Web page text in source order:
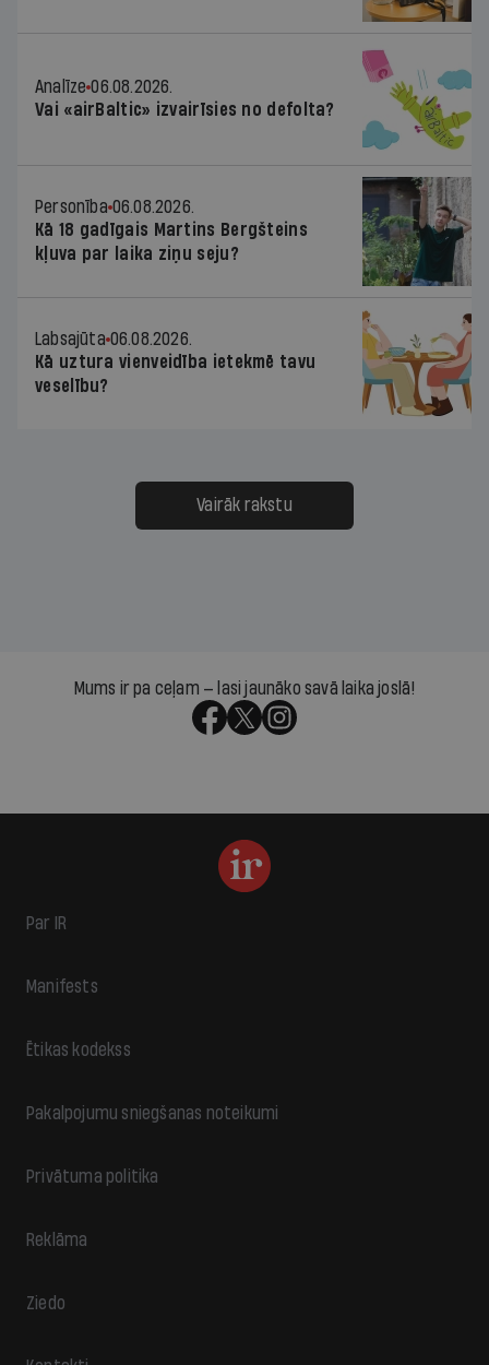
Analīze 06.08.2026.
Vai «airBaltic» izvairīsies no defolta?
Personība 06.08.2026.
Kā 18 gadīgais Martins Bergšteins
kļuva par laika ziņu seju?
Labsajūta 06.08.2026.
Kā uztura vienveidība ietekmē tavu
veselību?
Vairāk rakstu
Mums ir pa ceļam — lasi jaunāko savā laika joslā!
Par IR
Manifests
Ētikas kodekss
Pakalpojumu sniegšanas noteikumi
Privātuma politika
Reklāma
Ziedo